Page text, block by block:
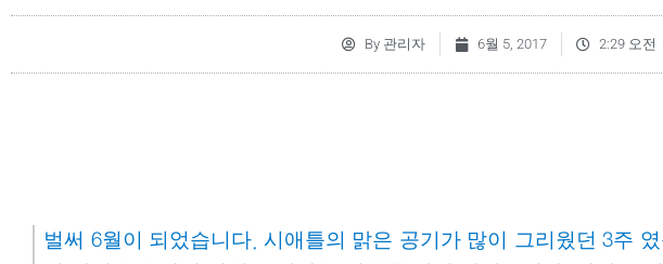
By관리자 6월 5, 2017 2:29 오전
벌써 6월이 되었습니다. 시애틀의 맑은 공기가 많이 그리웠던 3주